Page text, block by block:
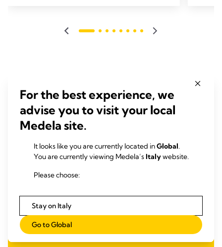
For the best experience, we
advise you to visit your local
Medela site.
It looks like you are currently located inGlobal.
You are currently viewing Medela’sItalywebsite.
Please choose:
Stay on Italy
Go to Global